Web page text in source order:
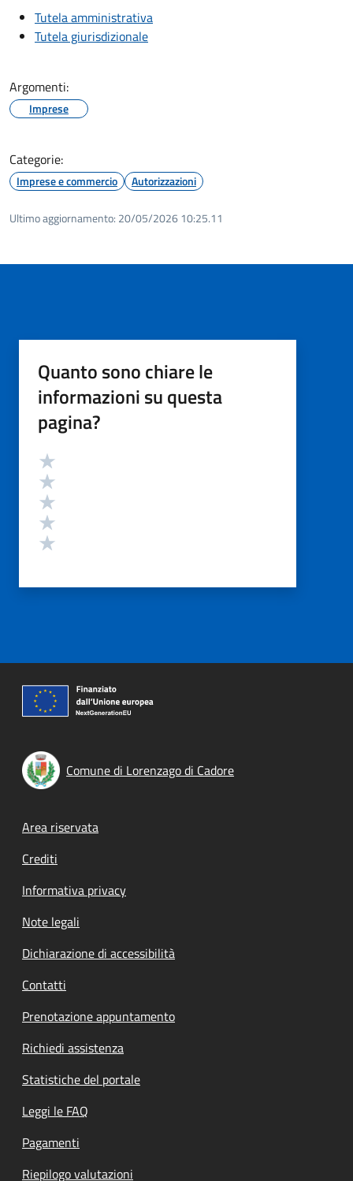
Tutela amministrativa
Tutela giurisdizionale
Argomenti:
Imprese
Categorie:
Imprese e commercio Autorizzazioni
Ultimo aggiornamento: 20/05/2026 10:25.11
Quanto sono chiare le
informazioni su questa
pagina?
Valutazione
Comune di Lorenzago di Cadore
Footer menu
Area riservata
Crediti
Informativa privacy
Note legali
Dichiarazione di accessibilità
Contatti
Prenotazione appuntamento
Richiedi assistenza
Statistiche del portale
Leggi le FAQ
Pagamenti
Riepilogo valutazioni